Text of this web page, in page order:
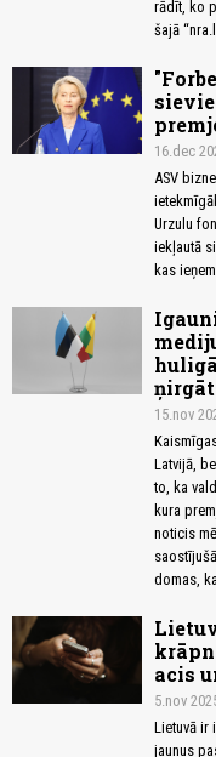
rādīt, ko
šajā
16.dec
ASV
Urzulu
iekļautā
kas
15.nov
Latvijā,
to, ka
kura
noticis
domas,
acis
5.nov
Lietuvā ir
jaunus